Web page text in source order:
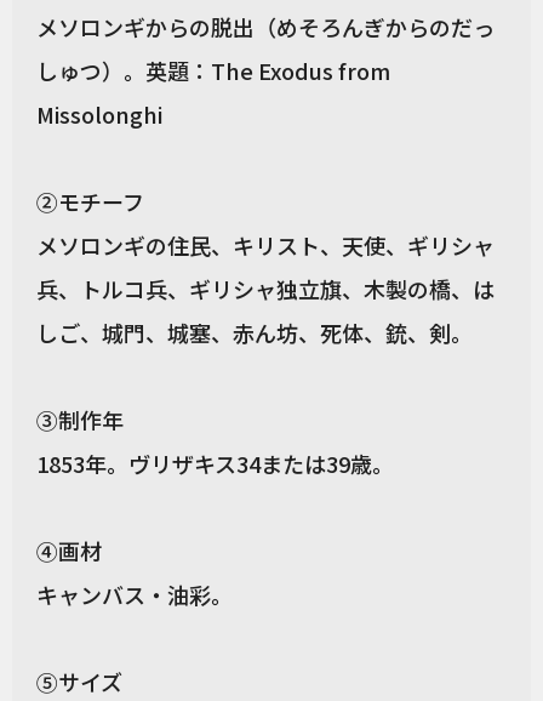
メソロンギからの脱出（めそろんぎからのだっ
しゅつ）。英題：The Exodus from
Missolonghi
②モチーフ
メソロンギの住民、キリスト、天使、ギリシャ
兵、トルコ兵、ギリシャ独立旗、木製の橋、は
しご、城門、城塞、赤ん坊、死体、銃、剣。
③制作年
1853年。ヴリザキス34または39歳。
④画材
キャンバス・油彩。
⑤サイズ